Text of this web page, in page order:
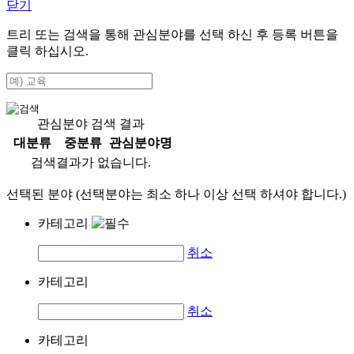
닫기
트리 또는 검색을 통해 관심분야를 선택 하신 후 등록 버튼을
클릭 하십시오.
관심분야 검색 결과
대분류
중분류
관심분야명
검색결과가 없습니다.
선택된 분야 (선택분야는 최소 하나 이상 선택 하셔야 합니다.)
카테고리
취소
카테고리
취소
카테고리